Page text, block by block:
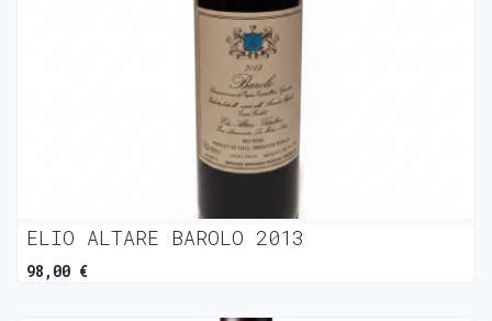
ELIO ALTARE BAROLO 2013
98,00 €